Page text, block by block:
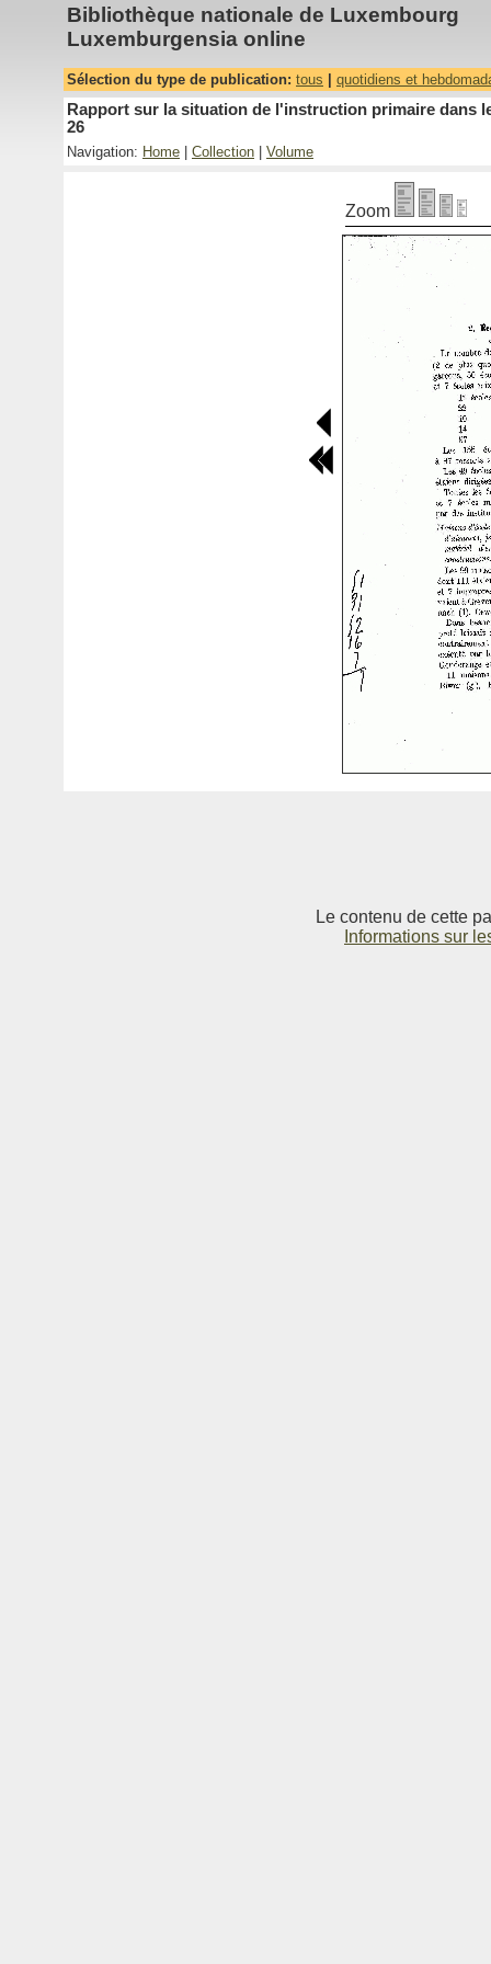
Bibliothèque nationale de Luxembourg
Luxemburgensia online
Sélection du type de publication: tous quotidiens et
Rapport sur la situation de l'instruction primaire dans
26
Navigation: Home Collection Volume
Zoom
Le contenu de cette
Informations sur